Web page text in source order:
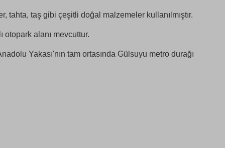
tahta, taş gibi çeşitli doğal malzemeler kullanılmıştır.
otopark alanı mevcuttur.
Yakası'nın tam ortasında Gülsuyu metro durağı